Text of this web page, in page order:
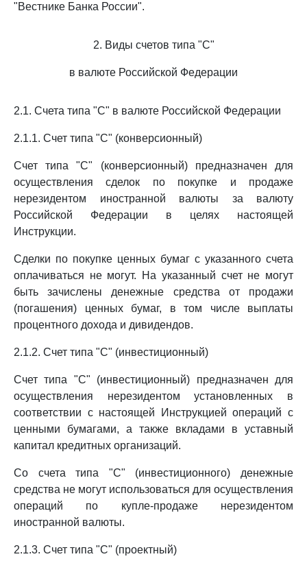
"Вестнике Банка России".
2. Виды счетов типа "С"
в валюте Российской Федерации
2.1. Счета типа "С" в валюте Российской Федерации
2.1.1. Счет типа "С" (конверсионный)
Счет типа "С" (конверсионный) предназначен для
осуществления сделок по покупке и продаже
нерезидентом иностранной валюты за валюту
Российской Федерации в целях настоящей
Инструкции.
Сделки по покупке ценных бумаг с указанного счета
оплачиваться не могут. На указанный счет не могут
быть зачислены денежные средства от продажи
(погашения) ценных бумаг, в том числе выплаты
процентного дохода и дивидендов.
2.1.2. Счет типа "С" (инвестиционный)
Счет типа "С" (инвестиционный) предназначен для
осуществления нерезидентом установленных в
соответствии с настоящей Инструкцией операций с
ценными бумагами, а также вкладами в уставный
капитал кредитных организаций.
Со счета типа "С" (инвестиционного) денежные
средства не могут использоваться для осуществления
операций по купле-продаже нерезидентом
иностранной валюты.
2.1.3. Счет типа "С" (проектный)